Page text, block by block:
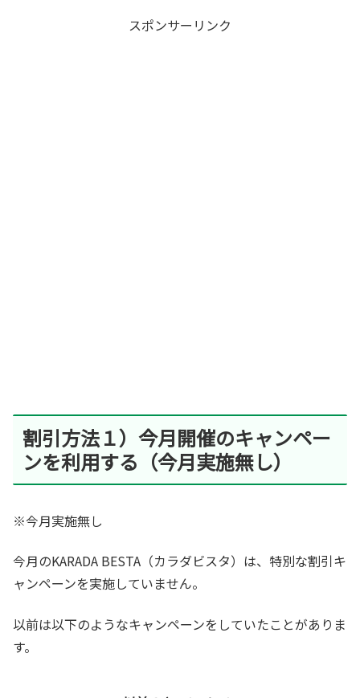
スポンサーリンク
割引方法１）今月開催のキャンペー
ンを利用する（今月実施無し）
※今月実施無し
今月のKARADA BESTA（カラダビスタ）は、特別な割引キ
ャンペーンを実施していません。
以前は以下のようなキャンペーンをしていたことがありま
す。